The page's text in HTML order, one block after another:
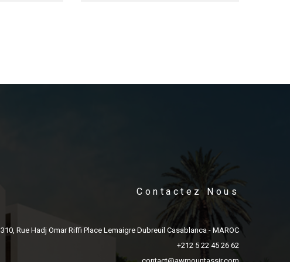
Contactez Nous
310, Rue Hadj Omar Riffi Place Lemaigre Dubreuil Casablanca - MAROC
+212 5 22 45 26 62